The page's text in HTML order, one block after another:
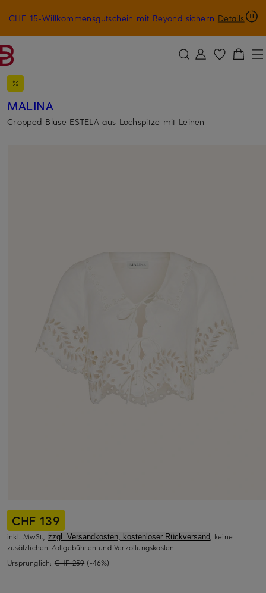
ZUM HAUPTINHALT ÜBERSPRINGEN ZUM SUCHFELD ÜBERSPRINGEN
CHF 15-Willkommensgutschein mit Beyond sichern Details
MALINA
Cropped-Bluse ESTELA aus Lochspitze mit Leinen
CHF 139
inkl. MwSt., zzgl. Versandkosten, kostenloser Rückversand, keine
zusätzlichen Zollgebühren und Verzollungskosten
Ursprünglich: CHF 259 (-46%)